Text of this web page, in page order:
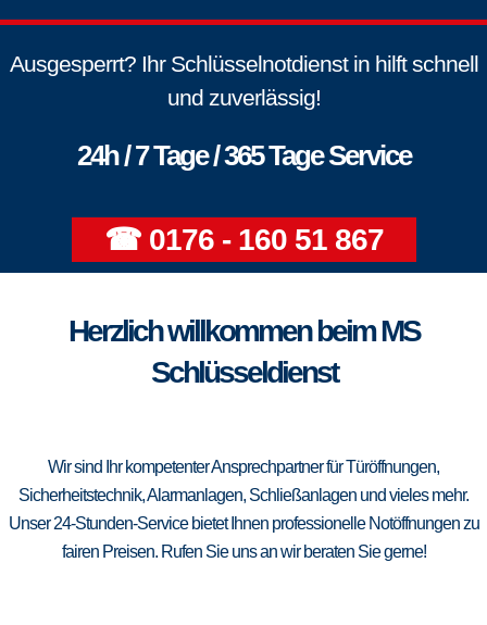
Ausgesperrt? Ihr Schlüsselnotdienst in hilft schnell
und zuverlässig!
24h / 7 Tage / 365 Tage Service
☎ 0176 - 160 51 867
Herzlich willkommen beim MS
Schlüsseldienst
Wir sind Ihr kompetenter Ansprechpartner für Türöffnungen,
Sicherheitstechnik, Alarmanlagen, Schließanlagen und vieles mehr.
Unser 24-Stunden-Service bietet Ihnen professionelle Notöffnungen zu
fairen Preisen. Rufen Sie uns an wir beraten Sie gerne!